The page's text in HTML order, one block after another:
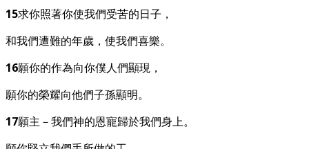
15求你照著你使我們受苦的日子，
和我們遭難的年歲，使我們喜樂。
16願你的作為向你僕人們顯現，
願你的榮耀向他們子孫顯明。
17願主－我們神的恩寵歸於我們身上。